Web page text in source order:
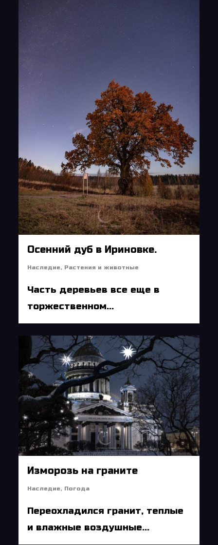
Осенний дуб в Ириновке.
Наследие, Растения и животные
Часть деревьев все еще в
торжественном...
Изморозь на граните
Наследие, Погода
Переохладился гранит, теплые
и влажные воздушные...
6